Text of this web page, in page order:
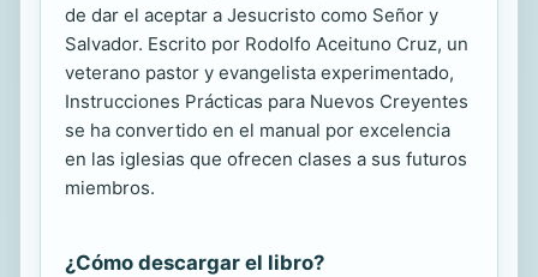
de dar el aceptar a Jesucristo como Señor y
Salvador. Escrito por Rodolfo Aceituno Cruz, un
veterano pastor y evangelista experimentado,
Instrucciones Prácticas para Nuevos Creyentes
se ha convertido en el manual por excelencia
en las iglesias que ofrecen clases a sus futuros
miembros.
¿Cómo descargar el libro?